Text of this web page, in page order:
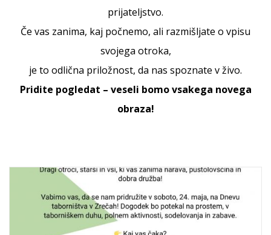
prijateljstvo.
Če vas zanima, kaj počnemo, ali razmišljate o vpisu
svojega otroka,
je to odlična priložnost, da nas spoznate v živo.
Pridite pogledat – veseli bomo vsakega novega
obraza!